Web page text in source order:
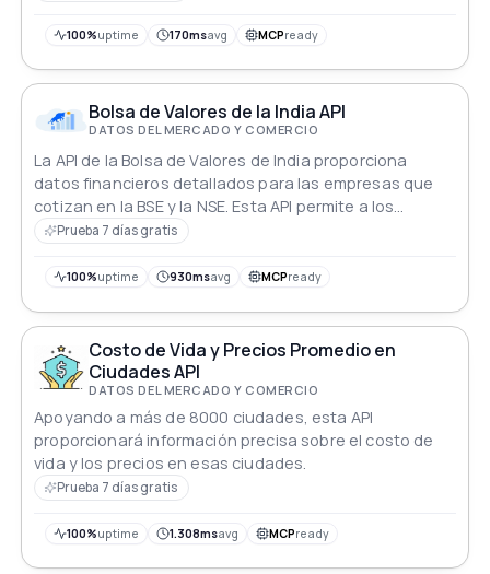
para acceder a información precisa del mercado,
decisiones comerciales informadas de manera
eficiente.
100%uptime 170msavg MCPready
Bolsa de Valores de la India API
DATOS DEL MERCADO Y COMERCIO
La API de la Bolsa de Valores de India proporciona
datos financieros detallados para las empresas que
cotizan en la BSE y la NSE. Esta API permite a los
usuarios recuperar perfiles de empresas, precios de
métricas clave, opiniones de analistas, patrones de
Prueba 7 días gratis
100%uptime 930msavg MCPready
Costo de Vida y Precios Promedio en
Ciudades API
DATOS DEL MERCADO Y COMERCIO
Apoyando a más de 8000 ciudades, esta API
proporcionará información precisa sobre el costo de
vida y los precios en esas ciudades.
Prueba 7 días gratis
100%uptime 1.308msavg MCPready